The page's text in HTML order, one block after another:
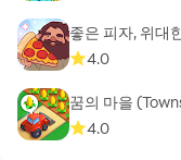
좋은 피자, 위대
4.0
꿈의 마을
4.0